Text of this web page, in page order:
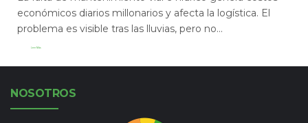
económicos diarios millonarios y afecta la logística. El
problema es visible tras las lluvias, pero no...
Leer Más
NOSOTROS